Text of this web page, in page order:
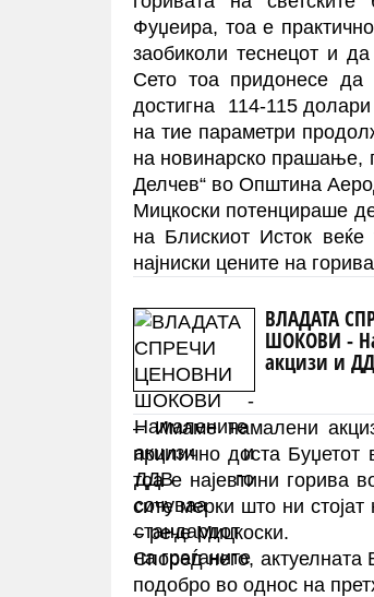
Фуџеира, тоа е
заобиколи теснецот и
Сето тоа придонесе
достигна 114-115
на тие параметри
на новинарско прашање,
Делчев“ во Општина
Мицкоски потенцираше
на Блискиот Исток
најниски цените на
ВЛАДАТА
ШОКОВИ -
акцизи и
стандардот
– Имаме намалени
прилично доста
тоа е најевтини горива
сите мерки што ни
– рече Мицкоски.
Според него,
подобро во однос на